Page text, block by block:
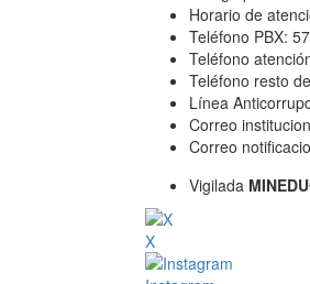
Horario de
Teléfono PBX:
Teléfono
Teléfono resto
Línea
Correo
Correo
Vigilada
X